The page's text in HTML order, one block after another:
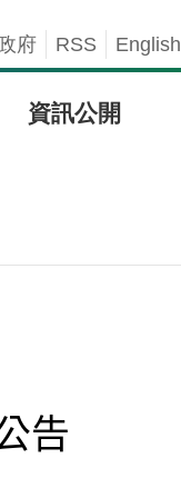
府 RSS English
資訊公開
告